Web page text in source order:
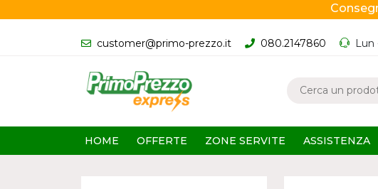
customer@primo-prezzo.it 080.2147860 Lun
HOME OFFERTE ZONE SERVITE ASSISTENZA